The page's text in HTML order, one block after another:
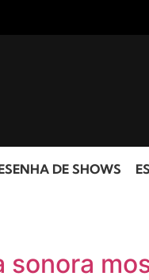
DE SHOWS